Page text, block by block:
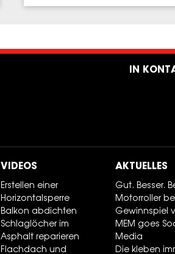
IN
VIDEOS
Erstellen einer
Horizontalsperre
Balkon abdichten
Schlaglöcher im
Asphalt reparieren
Flachdach und
AKTUELLES
Gut. Besser.
Motorroller
Gewinnspiel
MEM goes
Media
Die kleben